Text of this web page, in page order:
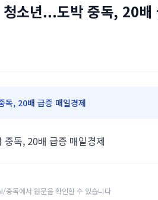
소년...도박 중독, 20배
독, 20배 급증 매일경제
중독, 20배 급증 매일경제
중독에서 원문을 확인할 수 있습니다